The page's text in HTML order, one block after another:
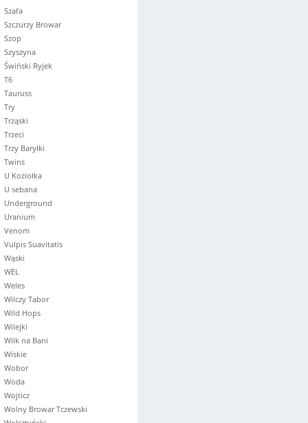
Szafa
Szczurzy Browar
Szop
Szyszyna
Świński Ryjek
T6
Tauruss
Try
Trząski
Trzeci
Trzy Baryłki
Twins
U Koziołka
U sebana
Underground
Uranium
Venom
Vulpis Suavitatis
Wąski
WEL
Weles
Wilczy Tabor
Wild Hops
Wilejki
Wilk na Bani
Wiskie
Wobor
Woda
Wojticz
Wolny Browar Tczewski